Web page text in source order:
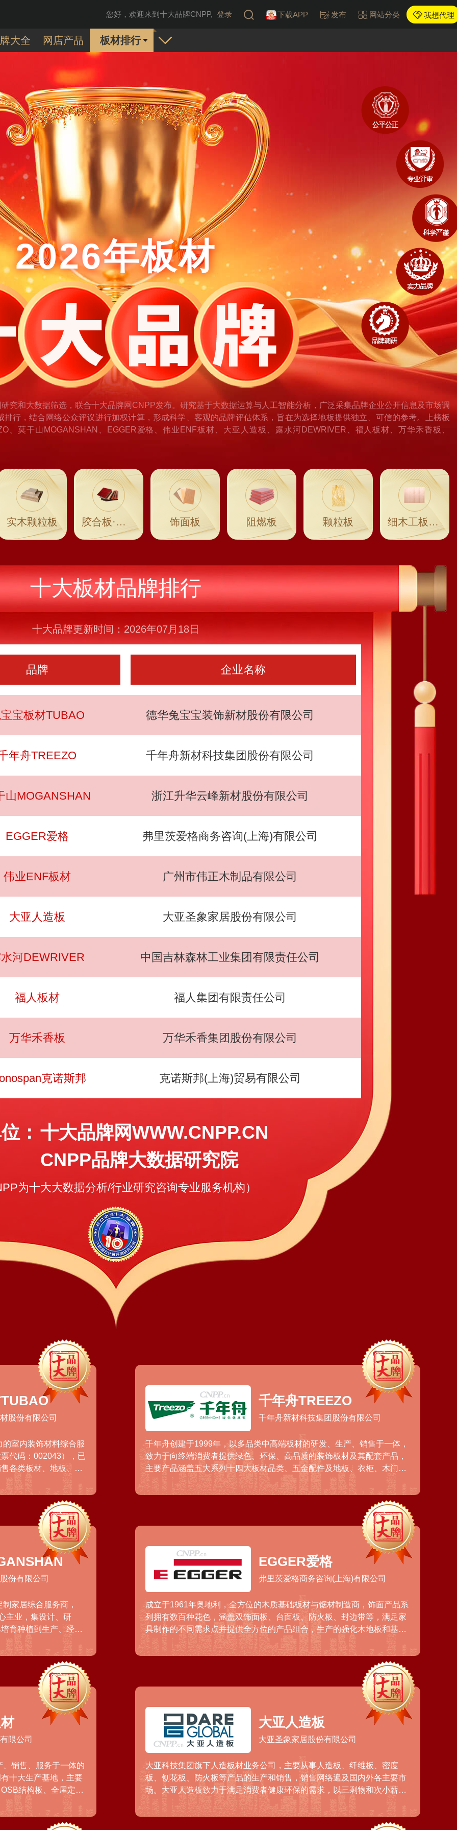
您好，欢迎来到十大品牌CNPP, 登录 下载APP 发布 网站分类 我想代理
大全 网店产品 板材排行
2026年板材
究和大数据筛选，联合十大品牌网CNPP发布。研究基于大数据运算与人工智能分析，广泛采集品牌企业公开信息及市场调
行，结合网络公众评议进行加权计算，形成科学、客观的品牌评估体系，旨在为选择地板提供独立、可信的参考。上榜板
、莫干山MOGANSHAN、EGGER爱格、伟业ENF板材、大亚人造板、露水河DEWRIVER、福人板材、万华禾香板、
实木颗粒板 胶合板·多层板 饰面板 阻燃板 颗粒板 细木工板·大芯板
十大板材品牌排行
十大品牌更新时间：2026年07月18日
品牌 企业名称
宝板材TUBAO 德华兔宝宝装饰新材股份有限公司
年舟TREEZO 千年舟新材科技集团股份有限公司
山MOGANSHAN 浙江升华云峰新材股份有限公司
EGGER爱格 弗里茨爱格商务咨询(上海)有限公司
伟业ENF板材 广州市伟正木制品有限公司
大亚人造板 大亚圣象家居股份有限公司
河DEWRIVER 中国吉林森林工业集团有限责任公司
福人板材 福人集团有限责任公司
万华禾香板 万华禾香集团股份有限公司
克诺斯邦 克诺斯邦(上海)贸易有限公司
： 十大品牌网WWW.CNPP.CN
CNPP品牌大数据研究院
为十大大数据分析/行业研究咨询专业服务机构）
股份有限公司
室内装饰材料综合服
代码：002043），已
各类板材、地板、木
应用于多项国内外重
千年舟TREEZO
千年舟新材科技集团股份有限公司
千年舟创建于1999年，以多品类中高端板材的研发、生产、销售于一体，
致力于向终端消费者提供绿色、环保、高品质的装饰板材及其配套产品，
主要产品涵盖五大系列十四大板材品类、五金配件及地板、衣柜、木门
等，面向全球供应“千年舟”、“澳思柏恩”、“柏菲伦”等知名品牌产品。
份有限公司
家居综合服务商，
主业，集设计、研
育种植到生产、经营
成家居（衣柜）等10
EGGER爱格
弗里茨爱格商务咨询(上海)有限公司
成立于1961年奥地利，全方位的木质基础板材与锯材制造商，饰面产品系
列拥有数百种花色，涵盖双饰面板、台面板、防火板、封边带等，满足家
具制作的不同需求点并提供全方位的产品组合，生产的强化木地板和基础
板材产品因其出色的环保性能、耐久性和广泛的设计选择而颇具知名度。
限公司
销售、服务于一体的
十大生产基地，主要
结构板、全屋定制
明专利的生产工艺等
大亚人造板
大亚圣象家居股份有限公司
大亚科技集团旗下人造板材业务公司，主要从事人造板、纤维板、密度
板、刨花板、防火板等产品的生产和销售，销售网络遍及国内外各主要市
场。大亚人造板致力于满足消费者健康环保的需求，以三剩物和次小薪材
为原料加工生产高端板材，并在全国推广家居环保理念，是较早推出ENF